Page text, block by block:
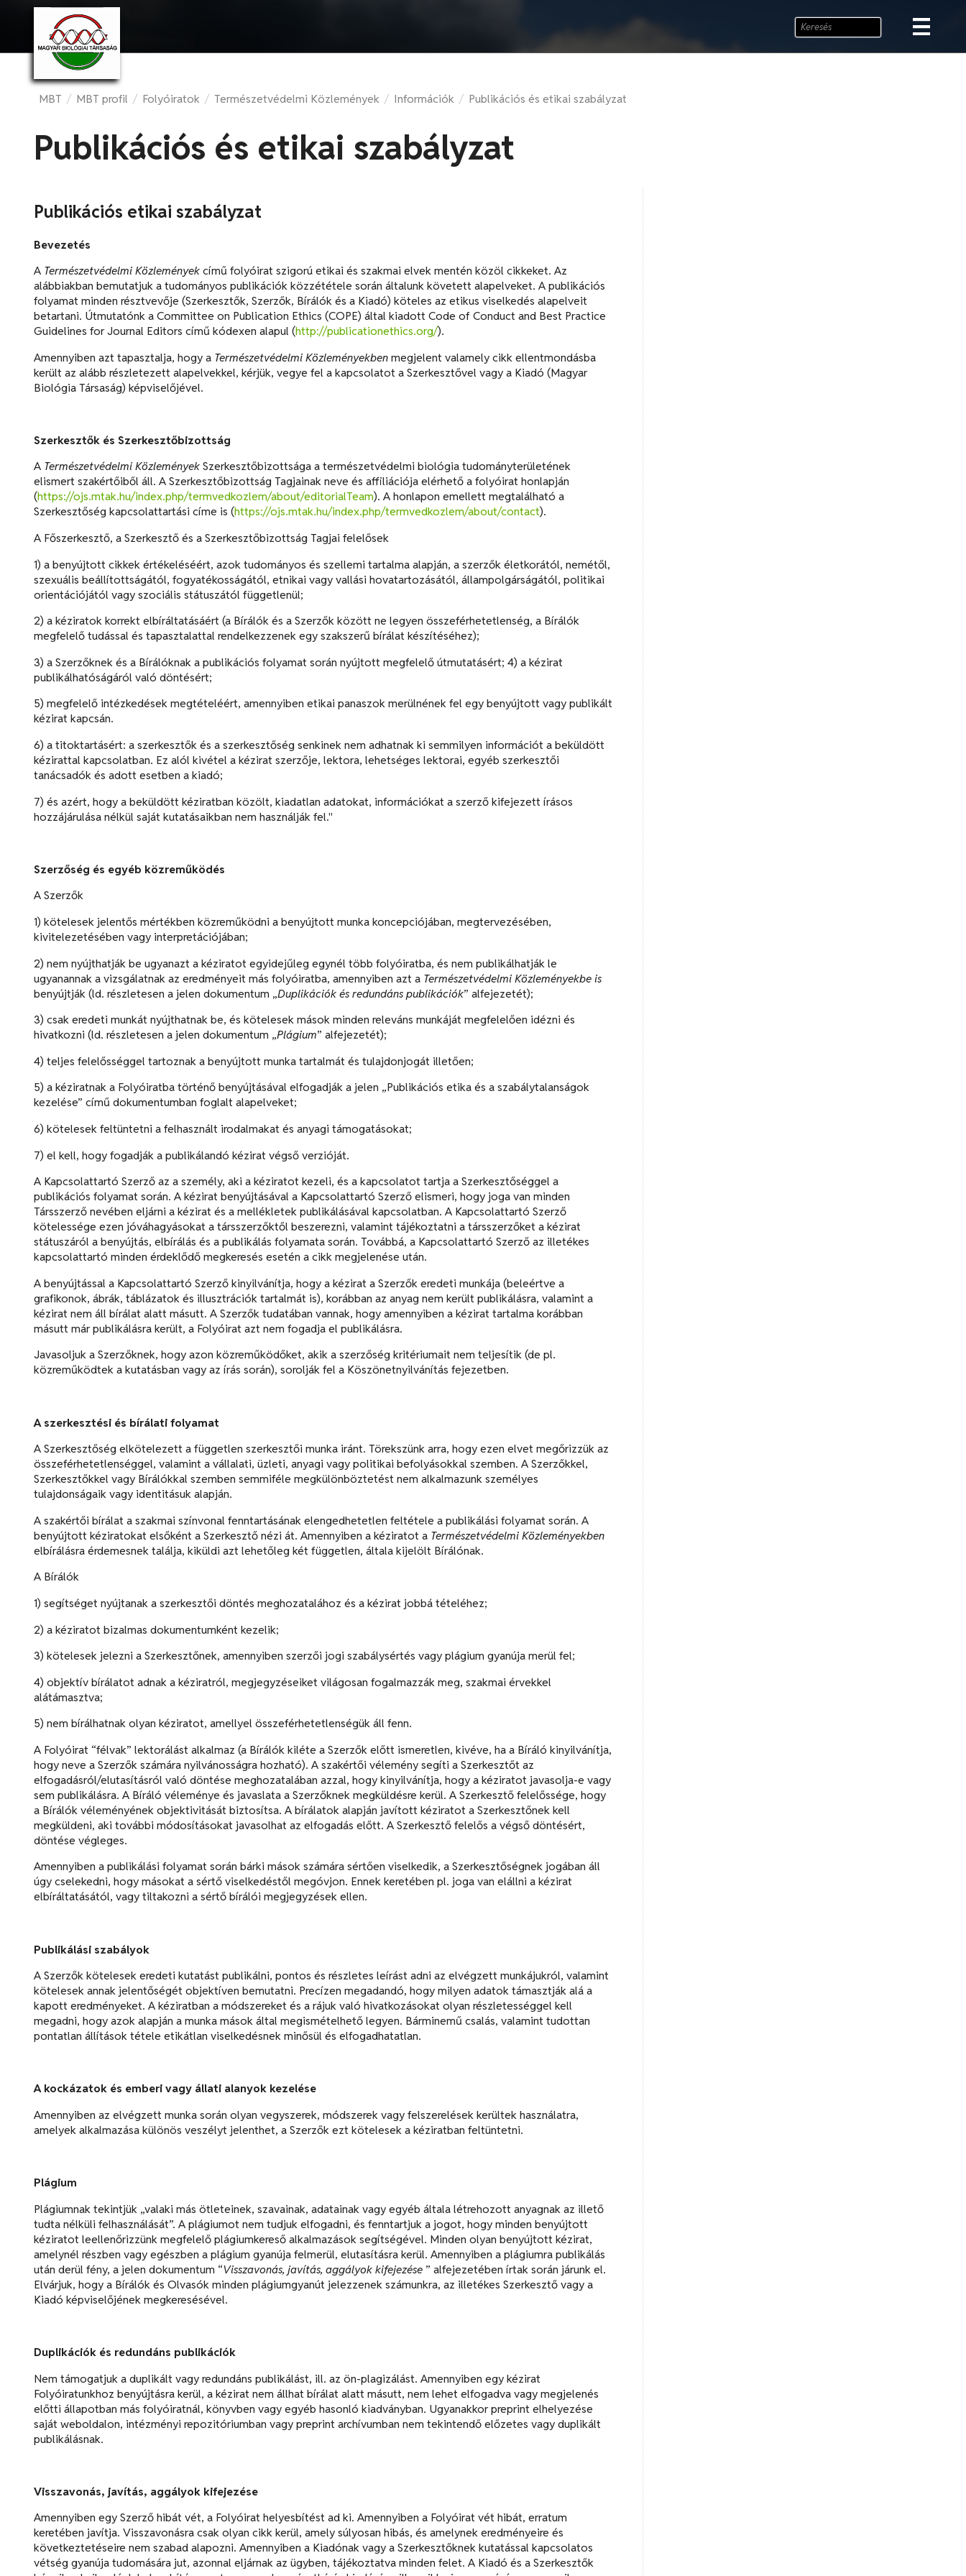
MBT / MBT profil / Folyóiratok / Természetvédelmi Közlemények / Információk / Publikációs és etikai szabályzat
Publikációs és etikai szabályzat
Publikációs etikai szabályzat
Bevezetés
A Természetvédelmi Közleményekcímű folyóirat szigorú etikai és szakmai elvek mentén közöl cikkeket. Az
alábbiakban bemutatjuk a tudományos publikációk közzététele során általunk követett alapelveket. A publikációs
folyamat minden résztvevője (Szerkesztők, Szerzők, Bírálók és a Kiadó) köteles az etikus viselkedés alapelveit
betartani. Útmutatónk a Committee on Publication Ethics (COPE) által kiadott Code of Conduct and Best Practice
Guidelines for Journal Editors című kódexen alapul (http://publicationethics.org/).
Amennyiben azt tapasztalja, hogy a Természetvédelmi Közleményekbenmegjelent valamely cikk ellentmondásba
került az alább részletezett alapelvekkel, kérjük, vegye fel a kapcsolatot a Szerkesztővel vagy a Kiadó (Magyar
Biológia Társaság) képviselőjével.
Szerkesztők és Szerkesztőbizottság
A Természetvédelmi KözleményekSzerkesztőbizottsága a természetvédelmi biológia tudományterületének
elismert szakértőiből áll. A Szerkesztőbizottság Tagjainak neve és affiliációja elérhető a folyóirat honlapján
(https://ojs.mtak.hu/index.php/termvedkozlem/about/editorialTeam). A honlapon emellett megtalálható a
Szerkesztőség kapcsolattartási címe is (https://ojs.mtak.hu/index.php/termvedkozlem/about/contact).
A Főszerkesztő, a Szerkesztő és a Szerkesztőbizottság Tagjai felelősek
1) a benyújtott cikkek értékeléséért, azok tudományos és szellemi tartalma alapján, a szerzők életkorától, nemétől,
szexuális beállítottságától, fogyatékosságától, etnikai vagy vallási hovatartozásától, állampolgárságától, politikai
orientációjától vagy szociális státuszától függetlenül;
2) a kéziratok korrekt elbíráltatásáért (a Bírálók és a Szerzők között ne legyen összeférhetetlenség, a Bírálók
megfelelő tudással és tapasztalattal rendelkezzenek egy szakszerű bírálat készítéséhez);
3) a Szerzőknek és a Bírálóknak a publikációs folyamat során nyújtott megfelelő útmutatásért; 4) a kézirat
publikálhatóságáról való döntésért;
5) megfelelő intézkedések megtételéért, amennyiben etikai panaszok merülnének fel egy benyújtott vagy publikált
kézirat kapcsán.
6) a titoktartásért: a szerkesztők és a szerkesztőség senkinek nem adhatnak ki semmilyen információt a beküldött
kézirattal kapcsolatban. Ez alól kivétel a kézirat szerzője, lektora, lehetséges lektorai, egyéb szerkesztői
tanácsadók és adott esetben a kiadó;
7) és azért, hogy a beküldött kéziratban közölt, kiadatlan adatokat, információkat a szerző kifejezett írásos
hozzájárulása nélkül saját kutatásaikban nem használják fel."
Szerzőség és egyéb közreműködés
A Szerzők
1) kötelesek jelentős mértékben közreműködni a benyújtott munka koncepciójában, megtervezésében,
kivitelezetésében vagy interpretációjában;
2) nem nyújthatják be ugyanazt a kéziratot egyidejűleg egynél több folyóiratba, és nem publikálhatják le
ugyanannak a vizsgálatnak az eredményeit más folyóiratba, amennyiben azt a Természetvédelmi Közleményekbe is
benyújtják (ld. részletesen a jelen dokumentum „Duplikációk és redundáns publikációk” alfejezetét);
3) csak eredeti munkát nyújthatnak be, és kötelesek mások minden releváns munkáját megfelelően idézni és
hivatkozni (ld. részletesen a jelen dokumentum „Plágium” alfejezetét);
4) teljes felelősséggel tartoznak a benyújtott munka tartalmát és tulajdonjogát illetően;
5) a kéziratnak a Folyóiratba történő benyújtásával elfogadják a jelen „Publikációs etika és a szabálytalanságok
kezelése” című dokumentumban foglalt alapelveket;
6) kötelesek feltüntetni a felhasznált irodalmakat és anyagi támogatásokat;
7) el kell, hogy fogadják a publikálandó kézirat végső verzióját.
A Kapcsolattartó Szerző az a személy, aki a kéziratot kezeli, és a kapcsolatot tartja a Szerkesztőséggel a
publikációs folyamat során. A kézirat benyújtásával a Kapcsolattartó Szerző elismeri, hogy joga van minden
Társszerző nevében eljárni a kézirat és a mellékletek publikálásával kapcsolatban. A Kapcsolattartó Szerző
kötelessége ezen jóváhagyásokat a társszerzőktől beszerezni, valamint tájékoztatni a társszerzőket a kézirat
státuszáról a benyújtás, elbírálás és a publikálás folyamata során. Továbbá, a Kapcsolattartó Szerző az illetékes
kapcsolattartó minden érdeklődő megkeresés esetén a cikk megjelenése után.
A benyújtással a Kapcsolattartó Szerző kinyilvánítja, hogy a kézirat a Szerzők eredeti munkája (beleértve a
grafikonok, ábrák, táblázatok és illusztrációk tartalmát is), korábban az anyag nem került publikálásra, valamint a
kézirat nem áll bírálat alatt másutt. A Szerzők tudatában vannak, hogy amennyiben a kézirat tartalma korábban
másutt már publikálásra került, a Folyóirat azt nem fogadja el publikálásra.
Javasoljuk a Szerzőknek, hogy azon közreműködőket, akik a szerzőség kritériumait nem teljesítik (de pl.
közreműködtek a kutatásban vagy az írás során), sorolják fel a Köszönetnyilvánítás fejezetben.
A szerkesztési és bírálati folyamat
A Szerkesztőség elkötelezett a független szerkesztői munka iránt. Törekszünk arra, hogy ezen elvet megőrizzük az
összeférhetetlenséggel, valamint a vállalati, üzleti, anyagi vagy politikai befolyásokkal szemben. A Szerzőkkel,
Szerkesztőkkel vagy Bírálókkal szemben semmiféle megkülönböztetést nem alkalmazunk személyes
tulajdonságaik vagy identitásuk alapján.
A szakértői bírálat a szakmai színvonal fenntartásának elengedhetetlen feltétele a publikálási folyamat során. A
benyújtott kéziratokat elsőként a Szerkesztő nézi át. Amennyiben a kéziratot a Természetvédelmi Közleményekben
elbírálásra érdemesnek találja, kiküldi azt lehetőleg két független, általa kijelölt Bírálónak.
A Bírálók
1) segítséget nyújtanak a szerkesztői döntés meghozatalához és a kézirat jobbá tételéhez;
2) a kéziratot bizalmas dokumentumként kezelik;
3) kötelesek jelezni a Szerkesztőnek, amennyiben szerzői jogi szabálysértés vagy plágium gyanúja merül fel;
4) objektív bírálatot adnak a kéziratról, megjegyzéseiket világosan fogalmazzák meg, szakmai érvekkel
alátámasztva;
5) nem bírálhatnak olyan kéziratot, amellyel összeférhetetlenségük áll fenn.
A Folyóirat “félvak” lektorálást alkalmaz (a Bírálók kiléte a Szerzők előtt ismeretlen, kivéve, ha a Bíráló kinyilvánítja,
hogy neve a Szerzők számára nyilvánosságra hozható). A szakértői vélemény segíti a Szerkesztőt az
elfogadásról/elutasításról való döntése meghozatalában azzal, hogy kinyilvánítja, hogy a kéziratot javasolja-e vagy
sem publikálásra. A Bíráló véleménye és javaslata a Szerzőknek megküldésre kerül. A Szerkesztő felelőssége, hogy
a Bírálók véleményének objektivitását biztosítsa. A bírálatok alapján javított kéziratot a Szerkesztőnek kell
megküldeni, aki további módosításokat javasolhat az elfogadás előtt. A Szerkesztő felelős a végső döntésért,
döntése végleges.
Amennyiben a publikálási folyamat során bárki mások számára sértően viselkedik, a Szerkesztőségnek jogában áll
úgy cselekedni, hogy másokat a sértő viselkedéstől megóvjon. Ennek keretében pl. joga van elállni a kézirat
elbíráltatásától, vagy tiltakozni a sértő bírálói megjegyzések ellen.
Publikálási szabályok
A Szerzők kötelesek eredeti kutatást publikálni, pontos és részletes leírást adni az elvégzett munkájukról, valamint
kötelesek annak jelentőségét objektíven bemutatni. Precízen megadandó, hogy milyen adatok támasztják alá a
kapott eredményeket. A kéziratban a módszereket és a rájuk való hivatkozásokat olyan részletességgel kell
megadni, hogy azok alapján a munka mások által megismételhető legyen. Bárminemű csalás, valamint tudottan
pontatlan állítások tétele etikátlan viselkedésnek minősül és elfogadhatatlan.
A kockázatok és emberi vagy állati alanyok kezelése
Amennyiben az elvégzett munka során olyan vegyszerek, módszerek vagy felszerelések kerültek használatra,
amelyek alkalmazása különös veszélyt jelenthet, a Szerzők ezt kötelesek a kéziratban feltüntetni.
Plágium
Plágiumnak tekintjük „valaki más ötleteinek, szavainak, adatainak vagy egyéb általa létrehozott anyagnak az illető
tudta nélküli felhasználását”. A plágiumot nem tudjuk elfogadni, és fenntartjuk a jogot, hogy minden benyújtott
kéziratot leellenőrizzünk megfelelő plágiumkereső alkalmazások segítségével. Minden olyan benyújtott kézirat,
amelynél részben vagy egészben a plágium gyanúja felmerül, elutasításra kerül. Amennyiben a plágiumra publikálás
után derül fény, a jelen dokumentum “Visszavonás, javítás, aggályok kifejezése ” alfejezetében írtak során járunk el.
Elvárjuk, hogy a Bírálók és Olvasók minden plágiumgyanút jelezzenek számunkra, az illetékes Szerkesztő vagy a
Kiadó képviselőjének megkeresésével.
Duplikációk és redundáns publikációk
Nem támogatjuk a duplikált vagy redundáns publikálást, ill. az ön-plagizálást. Amennyiben egy kézirat
Folyóiratunkhoz benyújtásra kerül, a kézirat nem állhat bírálat alatt másutt, nem lehet elfogadva vagy megjelenés
előtti állapotban más folyóiratnál, könyvben vagy egyéb hasonló kiadványban. Ugyanakkor preprint elhelyezése
saját weboldalon, intézményi repozitóriumban vagy preprint archívumban nem tekintendő előzetes vagy duplikált
publikálásnak.
Visszavonás, javítás, aggályok kifejezése
Amennyiben egy Szerző hibát vét, a Folyóirat helyesbítést ad ki. Amennyiben a Folyóirat vét hibát, erratum
keretében javítja. Visszavonásra csak olyan cikk kerül, amely súlyosan hibás, és amelynek eredményeire és
következtetéseire nem szabad alapozni. Amennyiben a Kiadónak vagy a Szerkesztőknek kutatással kapcsolatos
vétség gyanúja tudomására jut, azonnal eljárnak az ügyben, tájékoztatva minden felet. A Kiadó és a Szerkesztők